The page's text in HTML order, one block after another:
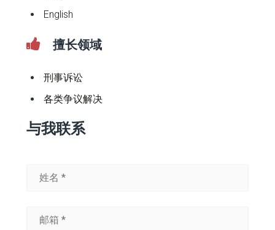
English
擅长领域
刑事诉讼
各类争议解决
与我联系